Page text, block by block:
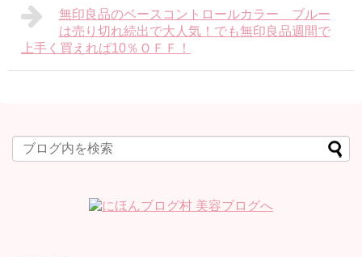
無印良品のベースコントロールカラー ブルー
は売り切れ続出で大人気！でも無印良品週間で
上手く買えれば10％ＯＦＦ！